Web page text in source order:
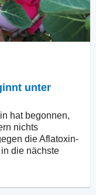
unter
hat begonnen,
nichts
die Aflatoxin-
die nächste